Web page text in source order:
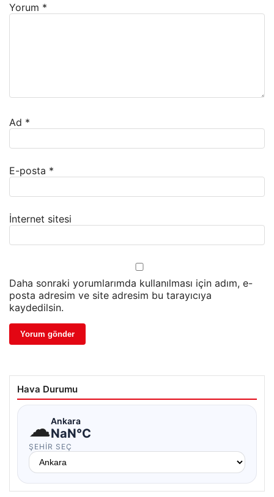
Yorum *
Ad *
E-posta *
İnternet sitesi
Daha sonraki yorumlarımda kullanılması için adım, e-
posta adresim ve site adresim bu tarayıcıya
kaydedilsin.
Hava Durumu
☁Ankara
NaN°C
ŞEHIR SEÇ